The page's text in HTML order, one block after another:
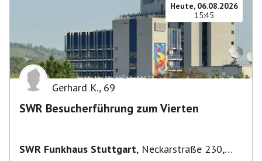
Heute, 06.08.2026
15:45
Gerhard K., 69
SWR Besucherführung zum Vierten
SWR Funkhaus Stuttgart, Neckarstraße 230,